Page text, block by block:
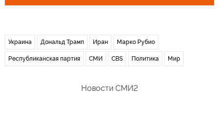
Украина Дональд Трамп Иран Марко Рубио
Республиканская партия СМИ CBS Политика Мир
Новости СМИ2